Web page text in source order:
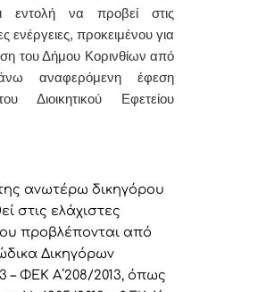
εντολή να προβεί στις
ενέργειες, προκειμένου για
του Δήμου Κορινθίων από
αναφερόμενη έφεση
Διοικητικού Εφετείου
ανωτέρω δικηγόρου
στις ελάχιστες
προβλέπονται από
Δικηγόρων
– ΦΕΚ Α΄208/2013, όπως